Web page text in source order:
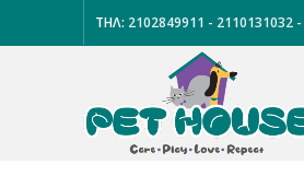
ΤΗΛ: 2102849911 - 2110131032 -